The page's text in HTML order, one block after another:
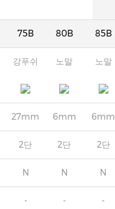
75B 80B 85B
강푸쉬 노말 노말
27mm 6mm 6mm
2단 2단 2단
N N N
- - -